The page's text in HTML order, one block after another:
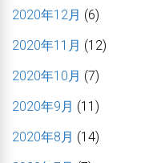
2020年12月 (6)
2020年11月 (12)
2020年10月 (7)
2020年9月 (11)
2020年8月 (14)